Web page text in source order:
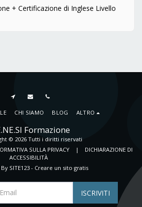
+ Certificazione di Inglese Livello
Formazione
© 2026 Tutti i diritti riservati
SULLA PRIVACY| DICHIARAZIONE DI
ACCESSIBILITÀ
SITE123 - Creare un sito gratis
CHI SIAMO BLOG ALTRO
ISCRIVITI